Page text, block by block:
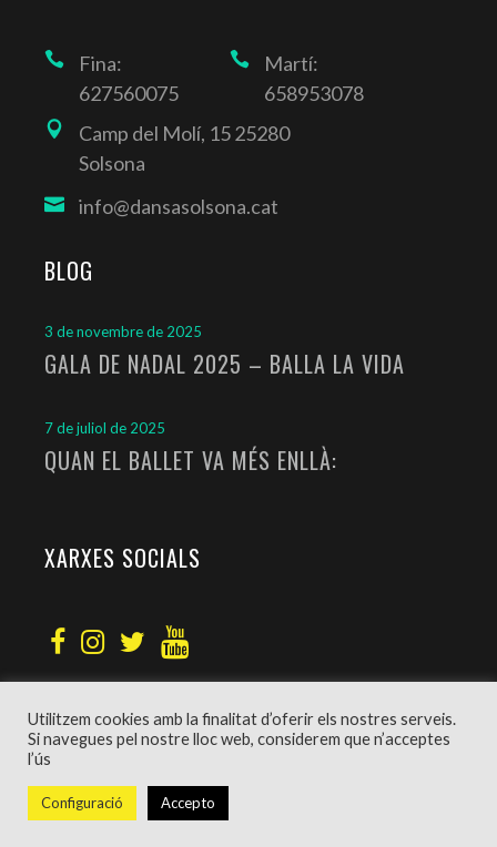
Fina:
627560075
Martí:
658953078
Camp del Molí, 15 25280
Solsona
info@dansasolsona.cat
BLOG
3 de novembre de 2025
GALA DE NADAL 2025 – BALLA LA VIDA
7 de juliol de 2025
QUAN EL BALLET VA MÉS ENLLÀ:
XARXES SOCIALS
Disseny webGrafkic
Utilitzem cookies amb la finalitat d’oferir els nostres serveis.
Si navegues pel nostre lloc web, considerem que n’acceptes
l’ús
Configuració Accepto